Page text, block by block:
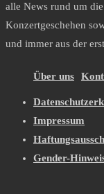
alle News rund um
Konzertgeschehen
und immer aus der
Über uns
Impressum
Gender-